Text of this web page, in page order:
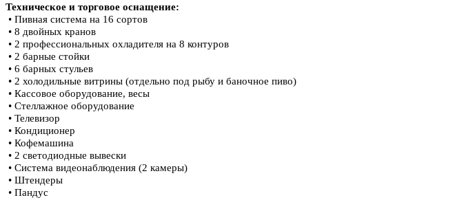
Техническое и торговое оснащение:
• Пивная система на 16 сортов
• 8 двойных кранов
• 2 профессиональных охладителя на 8 контуров
• 2 барные стойки
• 6 барных стульев
• 2 холодильные витрины (отдельно под рыбу и баночное пиво)
• Кассовое оборудование, весы
• Стеллажное оборудование
• Телевизор
• Кондиционер
• Кофемашина
• 2 светодиодные вывески
• Система видеонаблюдения (2 камеры)
• Штендеры
• Пандус